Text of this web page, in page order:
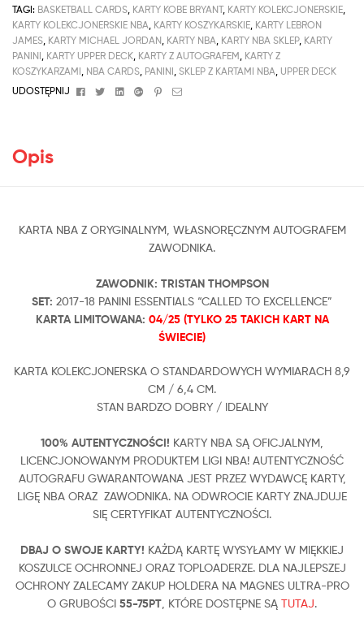
TAGI: BASKETBALL CARDS, KARTY KOBE BRYANT, KARTY KOLEKCJONERSKIE,
KARTY KOLEKCJONERSKIE NBA, KARTY KOSZYKARSKIE, KARTY LEBRON
JAMES, KARTY MICHAEL JORDAN, KARTY NBA, KARTY NBA SKLEP, KARTY
PANINI, KARTY UPPER DECK, KARTY Z AUTOGRAFEM, KARTY Z
KOSZYKARZAMI, NBA CARDS, PANINI, SKLEP Z KARTAMI NBA, UPPER DECK
UDOSTĘPNIJ
FacebookTwitterLinkedinGoogle+Pinterest
Email
Opis
KARTA NBA Z ORYGINALNYM, WŁASNORĘCZNYM AUTOGRAFEM
ZAWODNIKA.
ZAWODNIK: TRISTAN THOMPSON
SET: 2017-18 PANINI ESSENTIALS “CALLED TO EXCELLENCE”
KARTA LIMITOWANA: 04/25 (TYLKO 25 TAKICH KART NA
ŚWIECIE)
KARTA KOLEKCJONERSKA O STANDARDOWYCH WYMIARACH 8,9
CM / 6,4 CM.
STAN BARDZO DOBRY / IDEALNY
100% AUTENTYCZNOŚCI! KARTY NBA SĄ OFICJALNYM,
LICENCJONOWANYM PRODUKTEM LIGI NBA! AUTENTYCZNOŚĆ
AUTOGRAFU GWARANTOWANA JEST PRZEZ WYDAWCĘ KARTY,
LIGĘ NBA ORAZ ZAWODNIKA. NA ODWROCIE KARTY ZNAJDUJE
SIĘ CERTYFIKAT AUTENTYCZNOŚCI.
DBAJ O SWOJE KARTY! KAŻDĄ KARTĘ WYSYŁAMY W MIĘKKIEJ
KOSZULCE OCHRONNEJ ORAZ TOPLOADERZE. DLA NAJLEPSZEJ
OCHRONY ZALECAMY ZAKUP HOLDERA NA MAGNES ULTRA-PRO
O GRUBOŚCI 55-75PT , KTÓRE DOSTĘPNE SĄ TUTAJ.